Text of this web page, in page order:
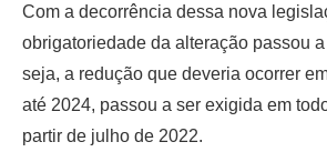
Com a decorrência dessa nova
obrigatoriedade da alteração passou
seja, a redução que deveria ocorrer
até 2024, passou a ser exigida em
partir de julho de 2022.